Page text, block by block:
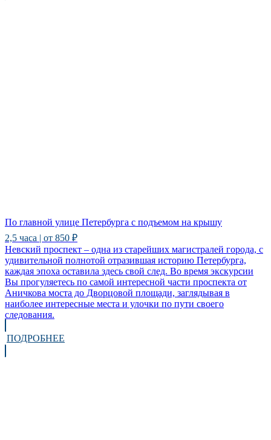
По главной улице Петербурга с подъемом на крышу
2,5 часа | от 850 ₽
Невский проспект – одна из старейших магистралей города, с
удивительной полнотой отразившая историю Петербурга,
каждая эпоха оставила здесь свой след. Во время экскурсии
Вы прогуляетесь по самой интересной части проспекта от
Аничкова моста до Дворцовой площади, заглядывая в
наиболее интересные места и улочки по пути своего
следования.
ПОДРОБНЕЕ